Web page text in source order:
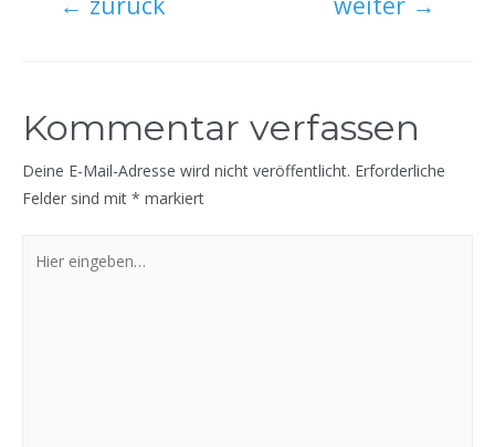
Kommentar verfassen
Deine E-Mail-Adresse wird nicht veröffentlicht. Erforderliche
Felder sind mit * markiert
eingeben…